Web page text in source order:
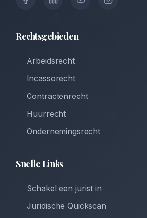
Rechtsgebieden
Arbeidsrecht
Incassorecht
Contractenrecht
Huurrecht
Ondernemingsrecht
Snelle Links
Schakel een jurist in
Juridische Quickscan